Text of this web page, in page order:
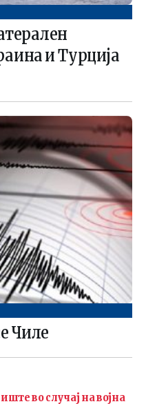
и Турција
Чиле
во случај на војна